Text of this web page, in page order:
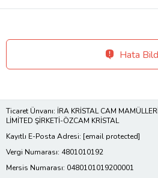
Hata
Ticaret Ünvanı: İRA KRİSTAL CAM
LİMİTED ŞİRKETİ-ÖZCAM KRİSTAL
Kayıtlı E-Posta Adresi: [email protected]
Vergi Numarası: 4801010192
Mersis Numarası: 0480101019200001